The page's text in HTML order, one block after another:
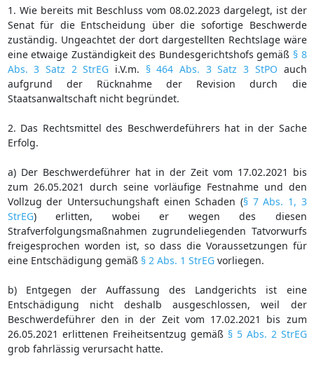
1. Wie bereits mit Beschluss vom 08.02.2023 dargelegt, ist der
Senat für die Entscheidung über die sofortige Beschwerde
zuständig. Ungeachtet der dort dargestellten Rechtslage wäre
eine etwaige Zuständigkeit des Bundesgerichtshofs gemäß § 8
Abs. 3 Satz 2 StrEG i.V.m. § 464 Abs. 3 Satz 3 StPO auch
aufgrund der Rücknahme der Revision durch die
Staatsanwaltschaft nicht begründet.
2. Das Rechtsmittel des Beschwerdeführers hat in der Sache
Erfolg.
a) Der Beschwerdeführer hat in der Zeit vom 17.02.2021 bis
zum 26.05.2021 durch seine vorläufige Festnahme und den
Vollzug der Untersuchungshaft einen Schaden (§ 7 Abs. 1, 3
StrEG) erlitten, wobei er wegen des diesen
Strafverfolgungsmaßnahmen zugrundeliegenden Tatvorwurfs
freigesprochen worden ist, so dass die Voraussetzungen für
eine Entschädigung gemäß § 2 Abs. 1 StrEGvorliegen.
b) Entgegen der Auffassung des Landgerichts ist eine
Entschädigung nicht deshalb ausgeschlossen, weil der
Beschwerdeführer den in der Zeit vom 17.02.2021 bis zum
26.05.2021 erlittenen Freiheitsentzug gemäß § 5 Abs. 2 StrEG
grob fahrlässig verursacht hatte.